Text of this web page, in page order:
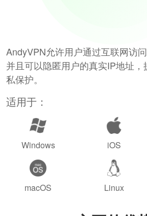
AndyVPN允许用户通过互联网访
并且可以隐匿用户的真实IP地址
私保护。
适用于：
Windows iOS
macOS Linux